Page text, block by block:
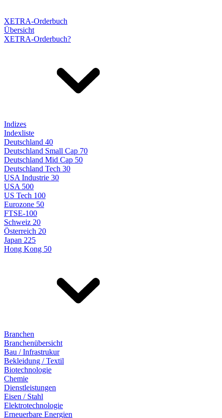
XETRA-Orderbuch
Übersicht
XETRA-Orderbuch?
Indizes
Indexliste
Deutschland 40
Deutschland Small Cap 70
Deutschland Mid Cap 50
Deutschland Tech 30
USA Industrie 30
USA 500
US Tech 100
Eurozone 50
FTSE-100
Schweiz 20
Österreich 20
Japan 225
Hong Kong 50
Branchen
Branchenübersicht
Bau / Infrastrukur
Bekleidung / Textil
Biotechnologie
Chemie
Dienstleistungen
Eisen / Stahl
Elektrotechnologie
Erneuerbare Energien